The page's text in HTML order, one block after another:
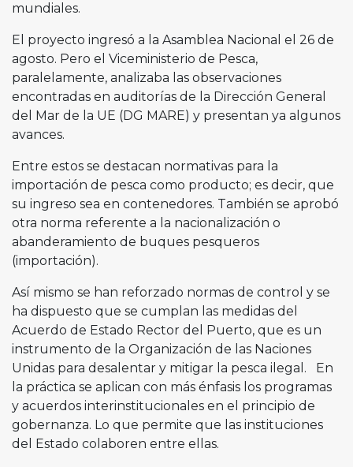
mundiales.
El proyecto ingresó a la Asamblea Nacional el 26 de
agosto. Pero el Viceministerio de Pesca,
paralelamente, analizaba las observaciones
encontradas en auditorías de la Dirección General
del Mar de la UE (DG MARE) y presentan ya algunos
avances.
Entre estos se destacan normativas para la
importación de pesca como producto; es decir, que
su ingreso sea en contenedores. También se aprobó
otra norma referente a la nacionalización o
abanderamiento de buques pesqueros
(importación).
Así mismo se han reforzado normas de control y se
ha dispuesto que se cumplan las medidas del
Acuerdo de Estado Rector del Puerto, que es un
instrumento de la Organización de las Naciones
Unidas para desalentar y mitigar la pesca ilegal. En
la práctica se aplican con más énfasis los programas
y acuerdos interinstitucionales en el principio de
gobernanza. Lo que permite que las instituciones
del Estado colaboren entre ellas.